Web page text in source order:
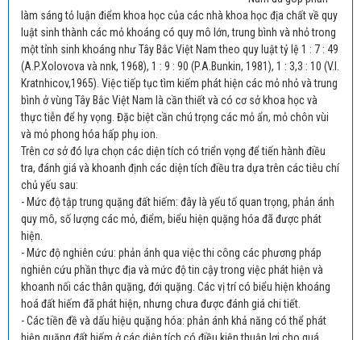
làm sáng tỏ luận điểm khoa học của các nhà khoa học địa chất về quy
luật sinh thành các mỏ khoáng có quy mô lớn, trung bình và nhỏ trong
một tỉnh sinh khoáng như Tây Bắc Việt Nam theo quy luật tỷ lệ 1 : 7 : 49
(A.P.Xolovova và nnk, 1968), 1 : 9 : 90 (P.A.Bunkin, 1981), 1 : 3,3 : 10 (V.I.
Kratnhicov,1965). Việc tiếp tục tìm kiếm phát hiện các mỏ nhỏ và trung
bình ở vùng Tây Bắc Việt Nam là cần thiết và có cơ sở khoa học và
thực tiễn để hy vọng. Đặc biệt cần chú trọng các mỏ ẩn, mỏ chôn vùi
và mỏ phong hóa hấp phụ ion.
Trên cơ sở đó lựa chọn các diện tích có triển vọng để tiến hành điều
tra, đánh giá và khoanh định các diện tích điều tra dựa trên các tiêu chí
chủ yếu sau:
- Mức độ tập trung quặng đất hiếm: đây là yếu tố quan trọng, phản ánh
quy mô, số lượng các mỏ, điểm, biểu hiện quặng hóa đã được phát
hiện.
- Mức độ nghiên cứu: phản ánh qua việc thi công các phương pháp
nghiên cứu phần thực địa và mức độ tin cậy trong việc phát hiện và
khoanh nối các thân quặng, đới quặng. Các vị trí có biểu hiện khoáng
hoá đất hiếm đã phát hiện, nhưng chưa được đánh giá chi tiết.
- Các tiền đề và dấu hiệu quặng hóa: phản ánh khả năng có thể phát
hiện quặng đất hiếm ở các diện tích có điều kiện thuận lợi cho quá